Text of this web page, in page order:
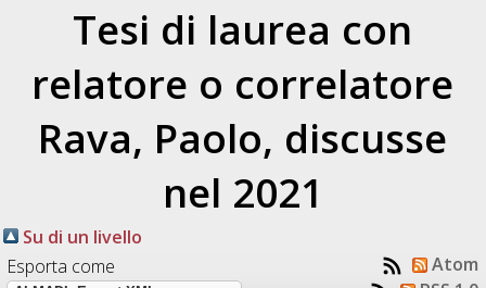
Tesi di laurea con
relatore o correlatore
Rava, Paolo, discusse
nel 2021
Su di un livello
Esporta come
Atom